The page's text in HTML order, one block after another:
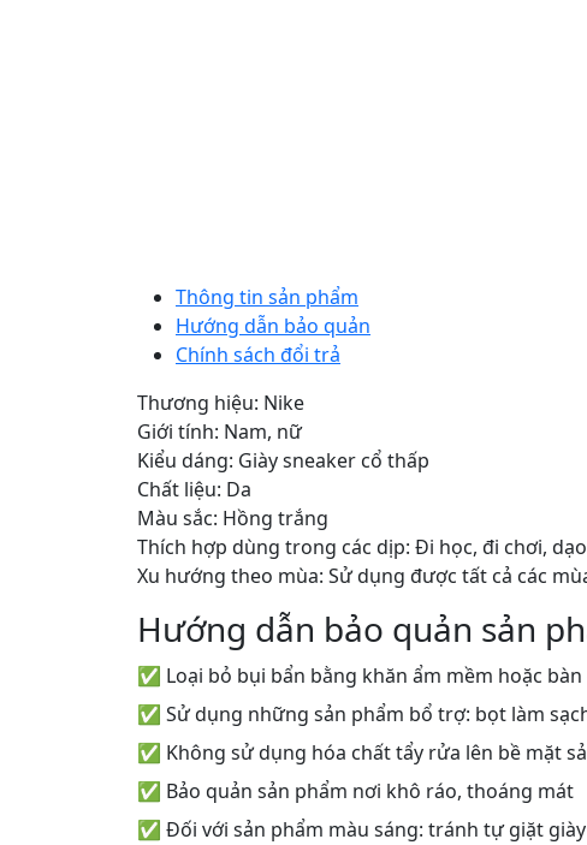
Thông tin sản phẩm
Hướng dẫn bảo quản
Chính sách đổi trả
Thương hiệu: Nike
Giới tính: Nam, nữ
Kiểu dáng: Giày sneaker cổ thấp
Chất liệu: Da
Màu sắc: Hồng trắng
Thích hợp dùng trong các dịp: Đi học, đi chơi,
Xu hướng theo mùa: Sử dụng được tất cả các
Hướng dẫn bảo quản sản
✅ Loại bỏ bụi bẩn bằng khăn ẩm mềm hoặc
✅ Sử dụng những sản phẩm bổ trợ: bọt làm
✅ Không sử dụng hóa chất tẩy rửa lên bề mặt
✅ Bảo quản sản phẩm nơi khô ráo, thoáng mát
✅ Đối với sản phẩm màu sáng: tránh tự giặt